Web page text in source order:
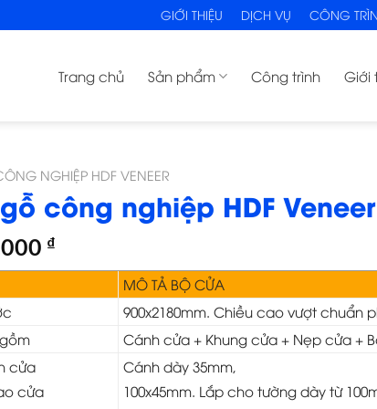
GIỚI THIỆU DỊCH VỤ CÔNG
Trang chủ Sản phẩm Công trình Giới
NGHIỆP HDF VENEER
công nghiệp HDF
₫
MÔ TẢ BỘ CỬA
900x2180mm. Chiều cao vượt chuẩn
Cánh cửa + Khung cửa + Nẹp cửa +
cửa
cửa
Cánh dày 35mm,
100x45mm. Lắp cho tường dày từ